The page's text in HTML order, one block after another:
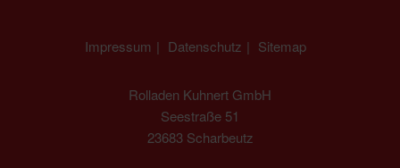
Impressum Datenschutz Sitemap
Rolladen Kuhnert GmbH
Seestraße 51
23683 Scharbeutz